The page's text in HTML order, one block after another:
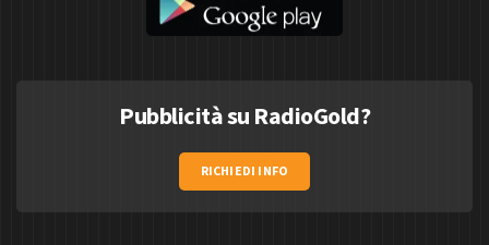
Pubblicità su RadioGold?
RICHIEDI INFO